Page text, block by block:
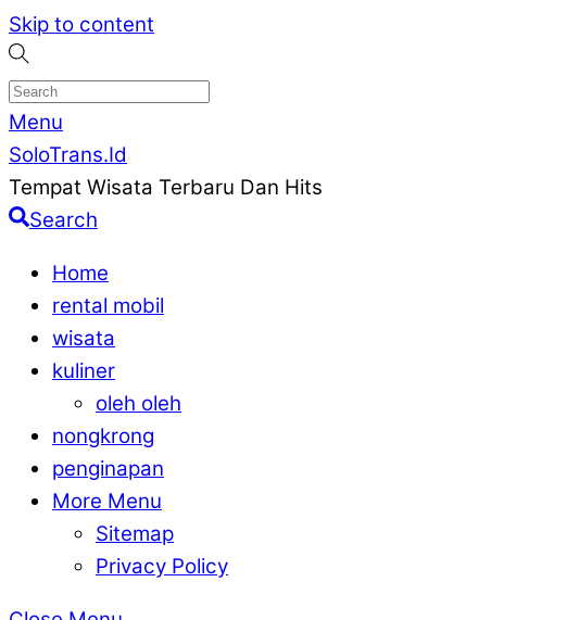
Skip to content
Menu
SoloTrans.Id
Tempat Wisata Terbaru Dan Hits
Search
Home
rental mobil
wisata
kuliner
oleh oleh
nongkrong
penginapan
More Menu
Sitemap
Privacy Policy